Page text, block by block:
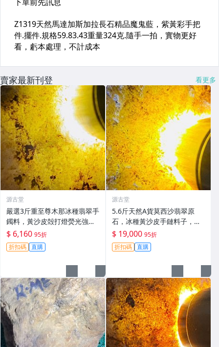
賣家最新刊登 看更多
源古堂
嚴選3斤重至尊木那冰種翡翠手
鐲料，黃沙皮殻打燈熒光強
烈，水頭極佳，種水化開石型
規整，皮殼完整無損。適合做
手鐲、掛件或雕刻，保留原礦
$ 6,160 95折
折扣碼 直購
源古堂
5.6斤天然A貨莫西沙翡翠原
石，冰種黃沙皮手鏈料子，水
頭佳適合打造掛件或手鏈 莫西
沙 手鏈 料子
$ 19,000 95折
折扣碼 直購